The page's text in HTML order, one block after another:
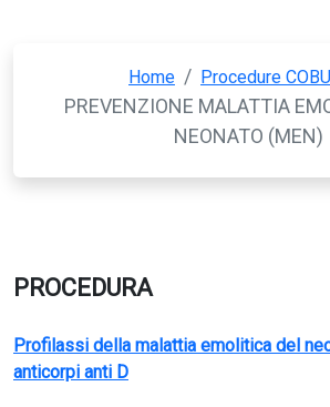
Home / Procedure
PREVENZIONE MALATTIA
NEONATO (MEN)
PROCEDURA
Profilassi della malattia emolitica del
anticorpi anti D